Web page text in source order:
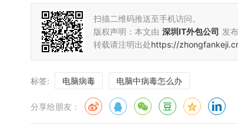
5、取消隐藏属性，查看系统文件夹
以对图标按类型排序，看有没有流行病毒的执行文件存
riversetc下的文件hosts是病毒喜欢篡改的对象，它本来
商网站不能访问、著名杀毒软件不能升级的原因所在。
6、由杀毒软件判断是否中毒，如果中毒，杀毒软件
1、在注册表里删除随系统启动的非法程序，然后在
扫描二维码推送至手机访问。
版权声明：本文由 深圳IT外包公司 发
转载请注明出处https://
标签: 电脑病毒 电脑中病毒怎么办
分享给朋友：